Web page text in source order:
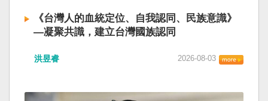
《台灣人的血統定位、自我認同、民族意識》
—凝聚共識，建立台灣國族認同
洪昱睿 2026-08-03